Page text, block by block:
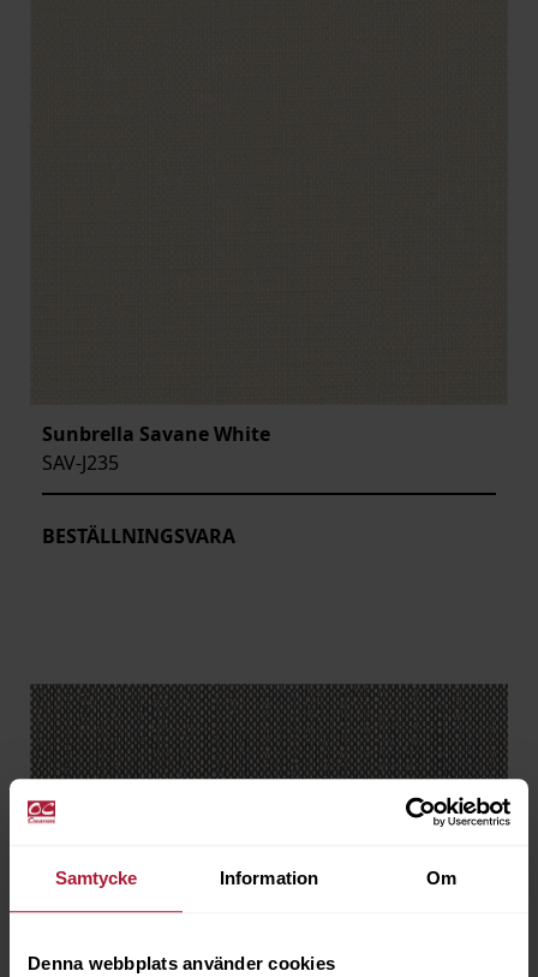
Samtycke Information Om
Denna webbplats använder cookies
Sunbrella Savane White
SAV-J235
BESTÄLLNINGSVARA